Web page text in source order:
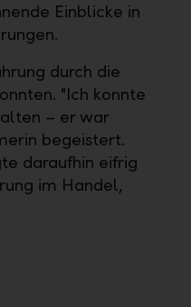
Einblicke in
durch die
"Ich konnte
– er war
begeistert.
daraufhin eifrig
im Handel,